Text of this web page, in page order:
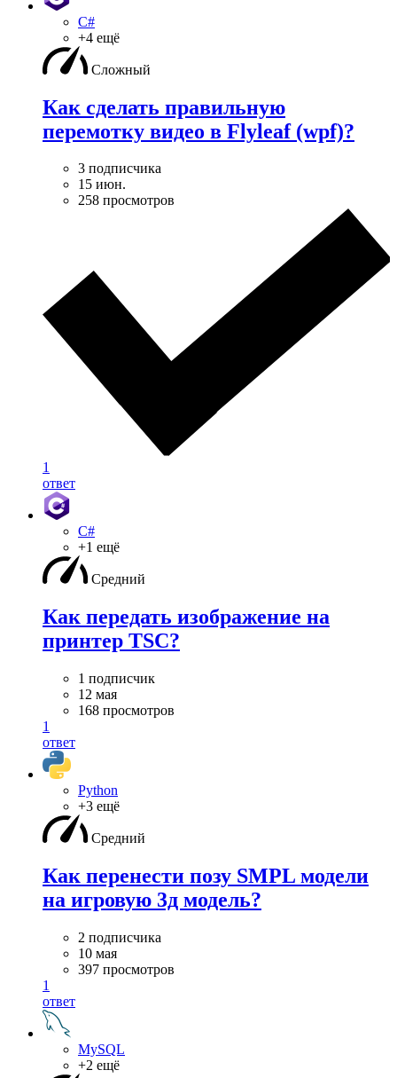
C#
+4 ещё
Сложный
Как сделать правильную
перемотку видео в Flyleaf (wpf)?
3 подписчика
15 июн.
258 просмотров
1
ответ
C#
+1 ещё
Средний
Как передать изображение на
принтер TSC?
1 подписчик
12 мая
168 просмотров
1
ответ
Python
+3 ещё
Средний
Как перенести позу SMPL модели
на игровую 3д модель?
2 подписчика
10 мая
397 просмотров
1
ответ
MySQL
+2 ещё